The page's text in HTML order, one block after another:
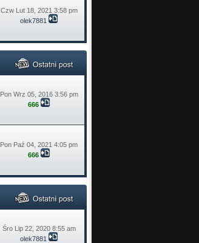
Czw Lut 18, 2021 3:58 pm
olek7881
Pon Wrz 05, 2016 3:56 pm
666
Pon Paź 04, 2021 4:05 pm
666
Śro Lip 22, 2020 8:55 am
olek7881